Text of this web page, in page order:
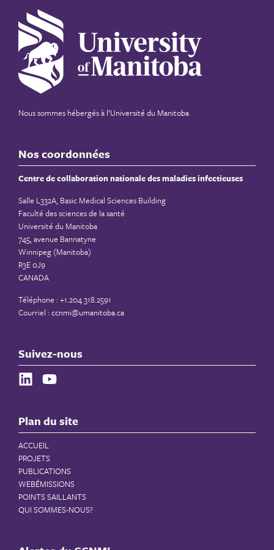
Nous sommes hébergés à l’Université du Manitoba
Nos coordonnées
Centre de collaboration nationale des maladies infectieuses
Salle L332A, Basic Medical Sciences Building
Faculté des sciences de la santé
Université du Manitoba
745, avenue Bannatyne
Winnipeg (Manitoba)
R3E 0J9
CANADA
Téléphone : +1.204.318.2591
Courriel : ccnmi@umanitoba.ca
Suivez-nous
Plan du site
ACCUEIL
PROJETS
PUBLICATIONS
WEBÉMISSIONS
POINTS SAILLANTS
QUI SOMMES-NOUS?